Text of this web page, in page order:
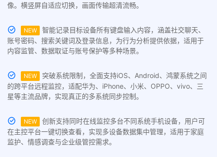
像。横竖屏自适应切换，画面传输超清流畅。
NEW
智能记录目标设备所有键盘输入内容，涵盖社交聊天、
账号密码、搜索关键词及登录信息，为行为分析提供依据，适用于
内容监管、数据取证与账号保护等多种场景。
NEW
突破系统限制，全面支持iOS、Android、鸿蒙系统之间
的跨平台远程监控，适配华为、iPhone、小米、OPPO、vivo、三
星等主流品牌，实现真正的多系统同步控制。
NEW
创新支持同时在线监控多台不同系统手机设备，用户可
在主控平台一键切换查看，实现多设备数据集中管理，适用于家庭
监护、情感调查与企业级管控需求。